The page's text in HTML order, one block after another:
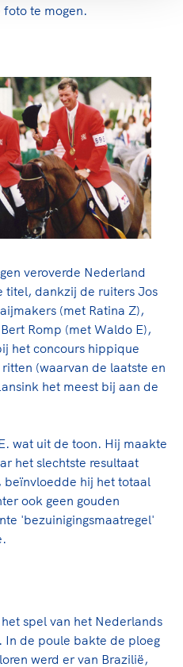
foto te mogen.
veroverde Nederland
titel, dankzij de ruiters Jos
(met Ratina Z),
Romp (met Waldo E),
het concours hippique
(waarvan de laatste en
het meest bij aan de
wat uit de toon. Hij maakte
het slechtste resultaat
hij het totaal
ook geen gouden
'bezuinigingsmaatregel'
spel van het Nederlands
In de poule bakte de ploeg
werd er van Brazilië,